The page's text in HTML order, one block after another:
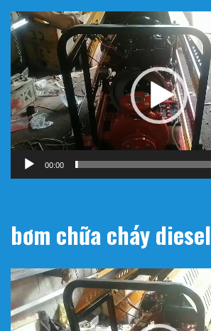
Trình
chơi
Video
00:00
bơm chữa cháy diesel
Trình
chơi
Video